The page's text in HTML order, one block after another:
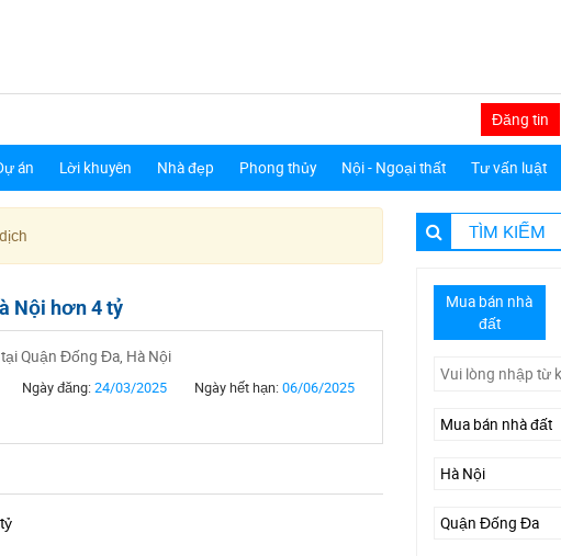
Đăng tin
án Lời khuyên Nhà đẹp Phong thủy Nội - Ngoại thất Tư vấn luật
Nội hơn 4 tỷ
tại Quận Đống Đa, Hà Nội
Ngày đăng:24/03/2025 Ngày hết hạn:06/06/2025
TÌM KIẾM
Mua bán nhà
đất